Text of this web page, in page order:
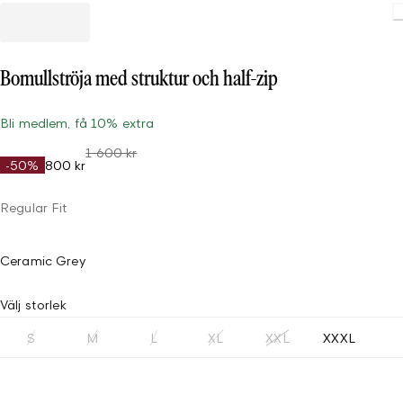
Bomullströja med struktur och half-zip
Bli medlem, få 10% extra
-50% 800 kr
1 600 kr
Regular Fit
Ceramic Grey
Välj storlek
S M L XL XXL XXXL